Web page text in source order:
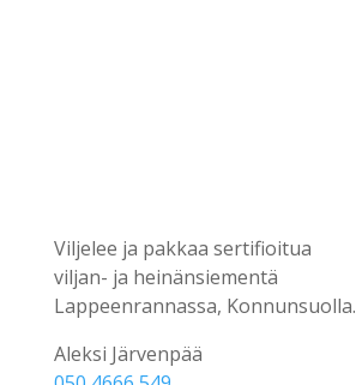
Viljelee ja pakkaa sertifioitua
viljan- ja heinänsiementä
Lappeenrannassa, Konnunsuolla.
Aleksi Järvenpää